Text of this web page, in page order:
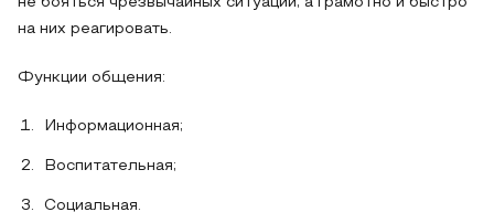
на них реагировать.
Функции общения:
Информационная;
Воспитательная;
Социальная.